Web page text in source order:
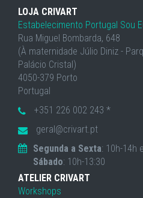
LOJA CRIVART
Estabelecimento Portugal Sou
Rua Miguel Bombarda, 648
(À maternidade Júlio Diniz -
Palácio Cristal)
4050-379 Porto
Portugal
+351 226 002 243 *
geral@crivart.pt
Segunda a Sexta: 10h-14h
Sábado: 10h-13:30
ATELIER CRIVART
Workshops